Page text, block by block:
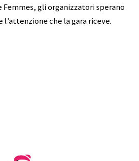
Femmes, gli organizzatori sperano
che la gara riceve.